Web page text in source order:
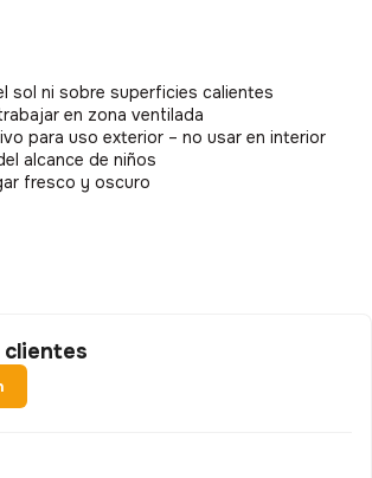
sol ni sobre superficies calientes
en zona ventilada
para uso exterior – no usar en interior
alcance de niños
fresco y oscuro
clientes